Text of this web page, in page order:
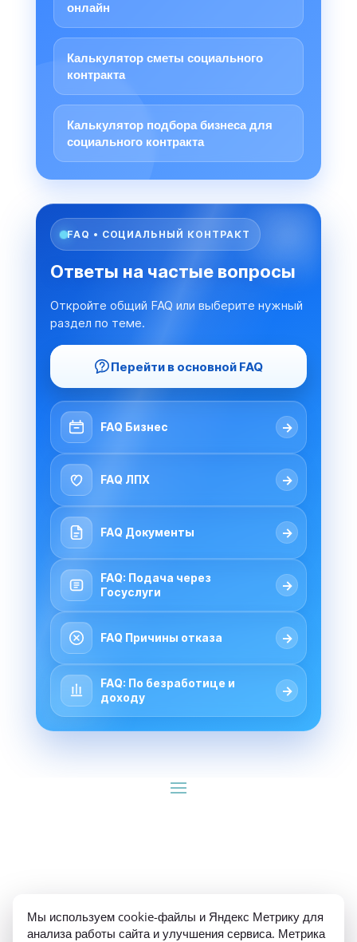
онлайн
Калькулятор сметы социального
контракта
Калькулятор подбора бизнеса для
социального контракта
FAQ • СОЦИАЛЬНЫЙ КОНТРАКТ
Ответы на частые вопросы
Откройте общий FAQ или выберите нужный
раздел по теме.
Перейти в основной FAQ
FAQ Бизнес →
FAQ ЛПХ →
FAQ Документы →
FAQ: Подача через
Госуслуги
→
FAQ Причины отказа →
FAQ: По безработице и
доходу
→
ИП Гуляев Е.А. ОГРН 310784709900570 ИНН
781020474307
Мы используем cookie-файлы и Яндекс Метрику для
анализа работы сайта и улучшения сервиса. Метрика